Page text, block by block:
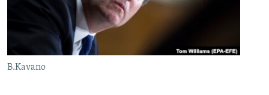
İNFOQRAFIKA
KARIKATURA
AZƏRBAYCAN ƏDƏBIYYATI KITABXANASI
İSLAM VƏ DEMOKRATIYA
MISSIYAMIZ
PEŞƏ ETIKASI VƏ JURNALISTIKA STANDARTLARIMIZ
B.Kavano